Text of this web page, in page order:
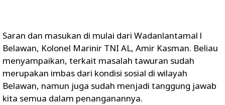
Saran dan masukan di mulai dari Wadanlantamal l
Belawan, Kolonel Marinir TNI AL, Amir Kasman. Beliau
menyampaikan, terkait masalah tawuran sudah
merupakan imbas dari kondisi sosial di wilayah
Belawan, namun juga sudah menjadi tanggung jawab
kita semua dalam penanganannya.